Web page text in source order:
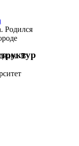
Родился
В